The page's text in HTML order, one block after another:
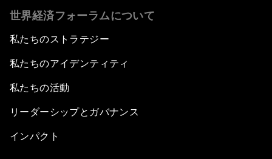
世界経済フォーラムについて
私たちのストラテジー
私たちのアイデンティティ
私たちの活動
リーダーシップとガバナンス
インパクト